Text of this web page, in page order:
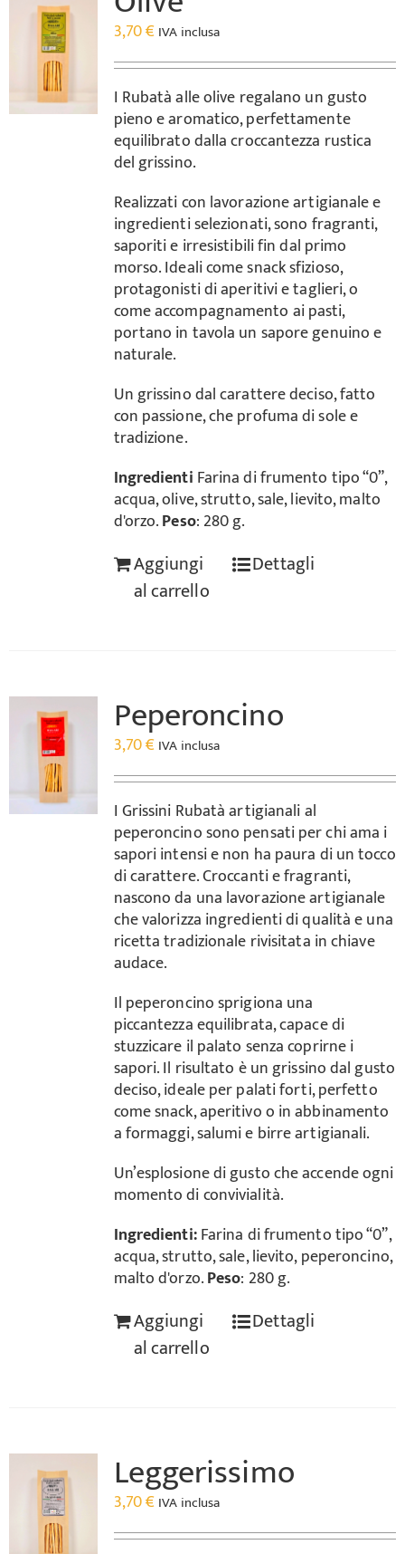
3,70€ IVA inclusa
I Rubatà alle olive regalano un gusto
pieno e aromatico, perfettamente
equilibrato dalla croccantezza rustica
del grissino.
Realizzati con lavorazione artigianale e
ingredienti selezionati, sono fragranti,
saporiti e irresistibili fin dal primo
morso. Ideali come snack sfizioso,
protagonisti di aperitivi e taglieri, o
come accompagnamento ai pasti,
portano in tavola un sapore genuino e
naturale.
Un grissino dal carattere deciso, fatto
con passione, che profuma di sole e
tradizione.
Ingredienti Farina di frumento tipo “0”,
acqua, olive, strutto, sale, lievito, malto
d'orzo.Peso: 280 g.
Aggiungi
al carrello
Dettagli
Peperoncino
3,70€ IVA inclusa
I Grissini Rubatà artigianali al
peperoncino sono pensati per chi ama i
sapori intensi e non ha paura di un tocco
di carattere. Croccanti e fragranti,
nascono da una lavorazione artigianale
che valorizza ingredienti di qualità e una
ricetta tradizionale rivisitata in chiave
audace.
Il peperoncino sprigiona una
piccantezza equilibrata, capace di
stuzzicare il palato senza coprirne i
sapori. Il risultato è un grissino dal gusto
deciso, ideale per palati forti, perfetto
come snack, aperitivo o in abbinamento
a formaggi, salumi e birre artigianali.
Un’esplosione di gusto che accende ogni
momento di convivialità.
Ingredienti:Farina di frumento tipo “0”,
acqua, strutto, sale, lievito, peperoncino,
malto d'orzo.Peso: 280 g.
Aggiungi
al carrello
Dettagli
Leggerissimo
3,70€ IVA inclusa